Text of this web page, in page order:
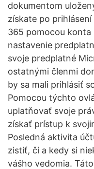
dokumentom
získate po
365 pomocou
nastavenie
svoje predplatné
ostatnými členmi
by sa mali prihlásiť
Pomocou týchto
uplatňovať svoje
získať prístup k
Posledná aktivita
zistiť, či a kedy si
vášho vedomia.